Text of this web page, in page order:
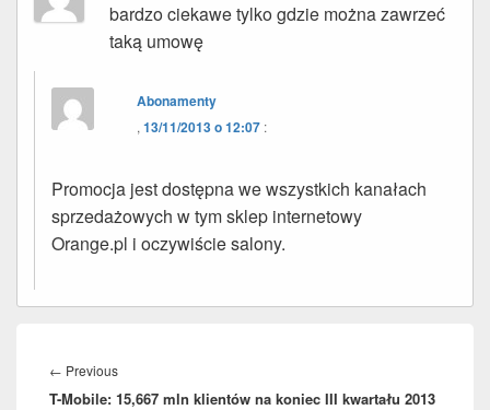
bardzo ciekawe tylko gdzie można zawrzeć
taką umowę
Abonamenty
,13/11/2013 o 12:07 :
Promocja jest dostępna we wszystkich kanałach
sprzedażowych w tym sklep internetowy
Orange.pl i oczywiście salony.
wpisu
← PreviousPrevious
post:
T-Mobile: 15,667 mln klientów na koniec III kwartału 2013